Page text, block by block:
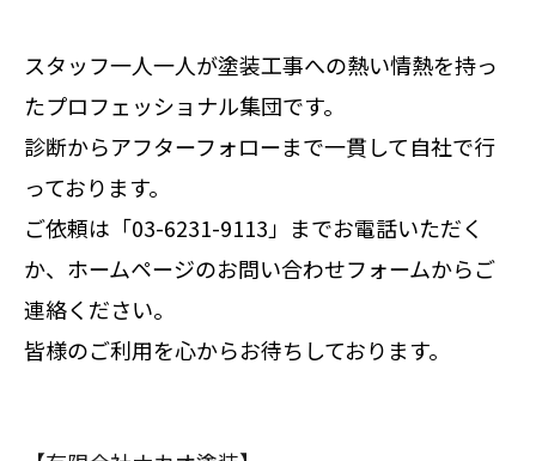
スタッフ一人一人が塗装工事への熱い情熱を持っ
たプロフェッショナル集団です。
診断からアフターフォローまで一貫して自社で行
っております。
ご依頼は「03-6231-9113」までお電話いただく
か、ホームページのお問い合わせフォームからご
連絡ください。
皆様のご利用を心からお待ちしております。